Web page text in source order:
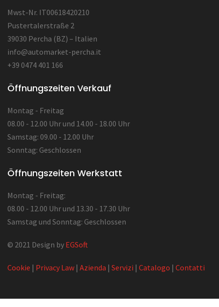
Mwst-Nr. IT00618420210
Pustertalerstraße 2
39030 Percha (BZ) – Italien
info@automarket-percha.it
+39 0474 401 166
Öffnungszeiten Verkauf
Montag - Freitag
08.00 - 12.00 Uhr und 14.00 - 18.00 Uhr
Samstag: 09.00 - 12.00 Uhr
Sonntag: Geschlossen
Öffnungszeiten Werkstatt
Montag - Freitag:
08.00 - 12.00 Uhr und 13.30 - 17.30 Uhr
Samstag und Sonntag: Geschlossen
© 2021 Design by EGSoft
Cookie | Privacy Law | Azienda | Servizi | Catalogo | Contatti